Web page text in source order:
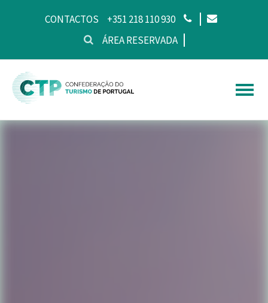
CONTACTOS
+351 218 110 930
ÁREA RESERVADA